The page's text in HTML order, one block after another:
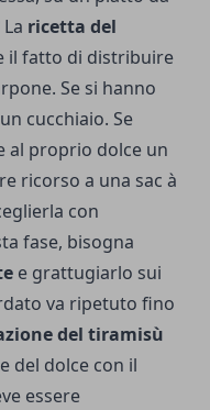
ricetta del
il fatto di distribuire
Se si hanno
cucchiaio. Se
al proprio dolce un
ricorso a una sac à
con
fase, bisogna
e grattugiarlo sui
va ripetuto fino
del tiramisù
del dolce con il
essere